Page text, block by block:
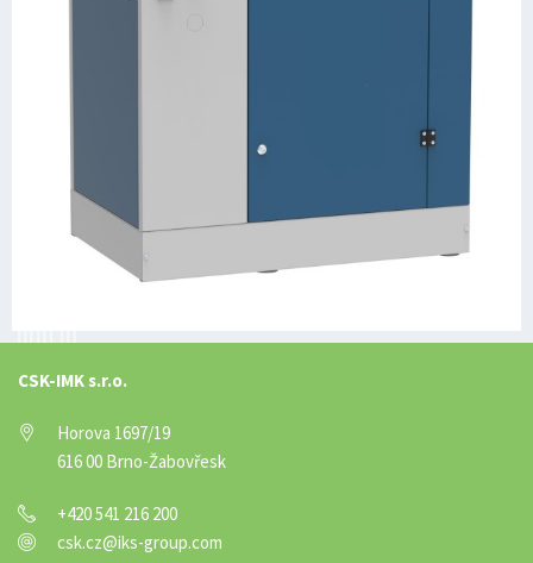
CSK-IMK s.r.o.
Horova 1697/19
616 00 Brno-Žabovřesk
+420 541 216 200
csk.cz@iks-group.com